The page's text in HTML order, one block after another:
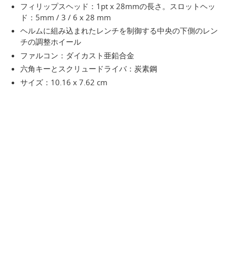
フィリップスヘッド：1pt x 28mmの長さ。スロットヘッ
ド：5mm / 3 / 6 x 28 mm
ヘルムに組み込まれたレンチを制御する中央の下側のレン
チの調整ホイール
ファルコン：ダイカスト亜鉛合金
六角キーとスクリュードライバ：炭素鋼
サイズ：10.16 x 7.62 cm